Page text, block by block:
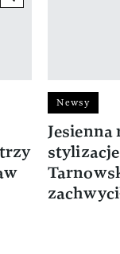
Newsy
Jesienna